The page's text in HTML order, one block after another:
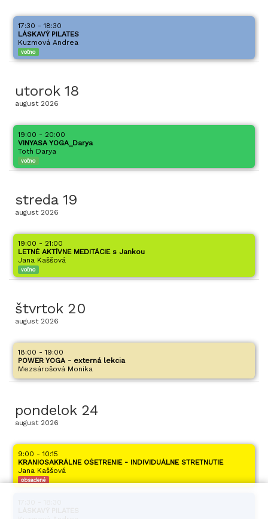
17:30 - 18:30
LÁSKAVÝ PILATES
Kuzmová Andrea
voľno
utorok 18
august 2026
19:00 - 20:00
VINYASA YOGA_Darya
Toth Darya
voľno
streda 19
august 2026
19:00 - 21:00
LETNÉ AKTÍVNE MEDITÁCIE s Jankou
Jana Kaššová
voľno
štvrtok 20
august 2026
18:00 - 19:00
POWER YOGA - externá lekcia
Mezsárošová Monika
pondelok 24
august 2026
9:00 - 10:15
KRANIOSAKRÁLNE OŠETRENIE - INDIVIDUÁLNE STRETNUTIE
Jana Kaššová
obsadené